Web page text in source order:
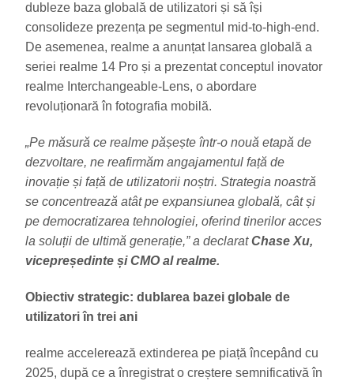
dubleze baza globală de utilizatori și să își
consolideze prezența pe segmentul mid-to-high-end.
De asemenea, realme a anunțat lansarea globală a
seriei realme 14 Pro și a prezentat conceptul inovator
realme Interchangeable-Lens, o abordare
revoluționară în fotografia mobilă.
„Pe măsură ce realme pășește într-o nouă etapă de
dezvoltare, ne reafirmăm angajamentul față de
inovație și față de utilizatorii noștri. Strategia noastră
se concentrează atât pe expansiunea globală, cât și
pe democratizarea tehnologiei, oferind tinerilor acces
la soluții de ultimă generație,” a declaratChase Xu,
vicepreședinte și CMO al realme.
Obiectiv strategic: dublarea bazei globale de
utilizatori în trei ani
realme accelerează extinderea pe piață începând cu
2025, după ce a înregistrat o creștere semnificativă în